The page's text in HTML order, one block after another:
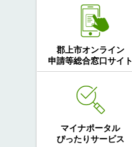
郡上市オンライン
申請等総合窓口サイト
マイナポータル
ぴったりサービス